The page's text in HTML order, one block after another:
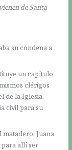
de Santa
su condena a
un capítulo
clérigos
de la Iglesia.
civil para su
Juana
para allí ser